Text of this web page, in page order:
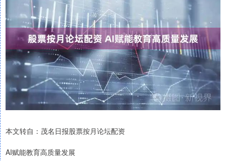
本文转自：茂名日报股票按月论坛配资
AI赋能教育高质量发展